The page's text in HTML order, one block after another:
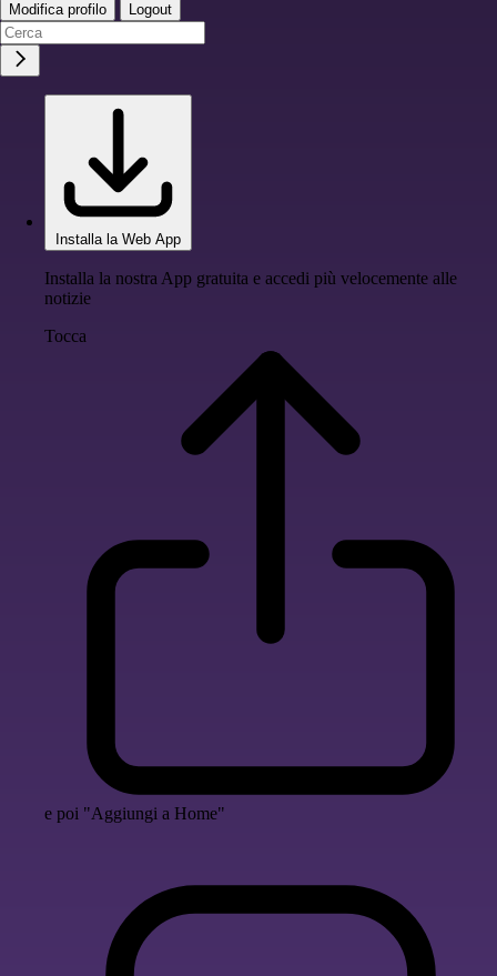
Modifica profilo Logout
Installa la Web App
Installa la nostra App gratuita e accedi più velocemente alle
notizie
Tocca
e poi "Aggiungi a Home"